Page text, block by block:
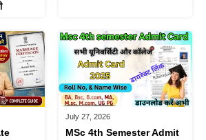
July 27, 2026
MSc 4th Semester Admit